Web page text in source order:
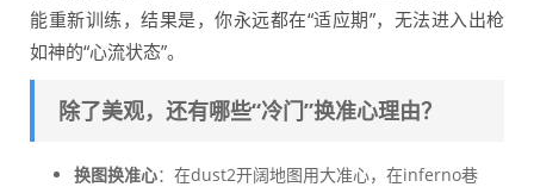
能重新训练，结果是，你永远都在“适应期”，无法进入出枪
如神的“心流状态”。
除了美观，还有哪些“冷门”换准心理由？
换图换准心：在dust2开阔地图用大准心，在inferno巷